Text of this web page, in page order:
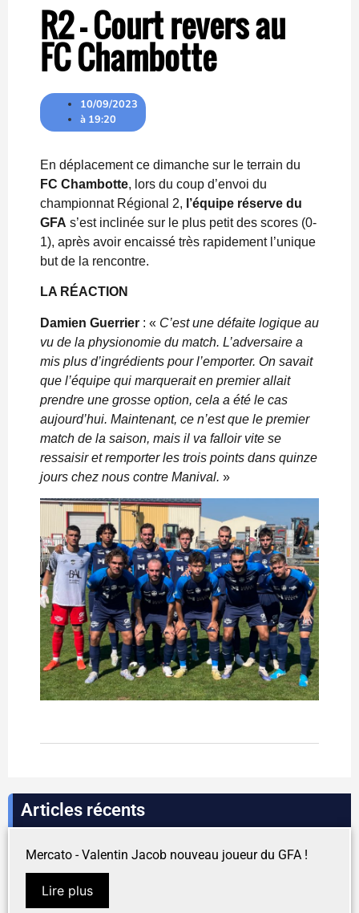
R2 – Court revers au
FC Chambotte
10/09/2023
à 19:20
En déplacement ce dimanche sur le terrain du
FC Chambotte, lors du coup d’envoi du
championnat Régional 2, l’équipe réserve du
GFA s’est inclinée sur le plus petit des scores (0-
1), après avoir encaissé très rapidement l’unique
but de la rencontre.
LA RÉACTION
Damien Guerrier : « C’est une défaite logique au
vu de la physionomie du match. L’adversaire a
mis plus d’ingrédients pour l’emporter. On savait
que l’équipe qui marquerait en premier allait
prendre une grosse option, cela a été le cas
aujourd’hui. Maintenant, ce n’est que le premier
match de la saison, mais il va falloir vite se
ressaisir et remporter les trois points dans quinze
jours chez nous contre Manival. »
Articles récents
Mercato - Valentin Jacob nouveau joueur du GFA !
Lire plus